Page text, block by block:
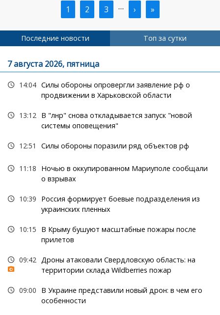
Текущая
страница
1 Страница
2 Страница
3 … Следующая
страница
› Последняя
страница
»
Последние новости Топ за сутки
7 августа 2026, пятница
14:04 Силы обороны опровергли заявление рф о
продвижении в Харьковской области
13:12
В "лнр" снова откладывается запуск "новой
системы оповещения"
12:51 Силы обороны поразили ряд объектов рф
11:18
Ночью в оккупированном Мариуполе сообщали
о взрывах
10:39
Россия формирует боевые подразделения из
украинских пленных
10:15
В Крыму бушуют масштабные пожары после
прилетов
09:42
Дроны атаковали Свердловскую область: на
территории склада Wildberries пожар
09:00
В Украине представили новый дрон: в чем его
особенности